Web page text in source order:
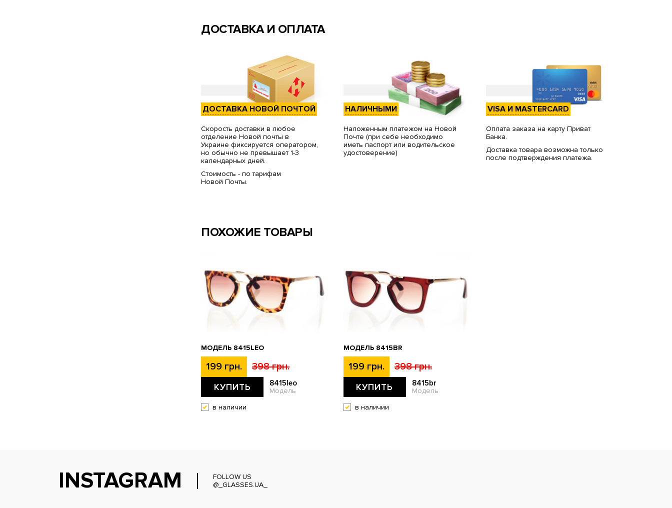
ДОСТАВКА И ОПЛАТА
ДОСТАВКА НОВОЙ ПОЧТОЙ
Скорость доставки в любое
отделение Новой почты в
Украине фиксируется оператором,
но обычно не превышает 1-3
календарных дней.
Стоимость - по тарифам
Новой Почты.
НАЛИЧНЫМИ
Наложенным платежом на Новой
Почте (при себе необходимо
иметь паспорт или водительское
удостоверение)
VISA И MASTERCARD
Оплата заказа на карту Приват
Банка.
Доставка товара возможна только
после подтверждения платежа.
ПОХОЖИЕ ТОВАРЫ
МОДЕЛЬ 8415LEO
199 грн. 398 грн.
КУПИТЬ 8415leo
Модель
в наличии
МОДЕЛЬ 8415BR
199 грн. 398 грн.
КУПИТЬ 8415br
Модель
в наличии
INSTAGRAM
FOLLOW US
@_GLASSES.UA_